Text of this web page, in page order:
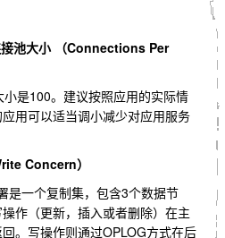
池大小 （Connections Per
是100。建议按照应用的实际情
用可以适当调小减少对应用服务
Concern）
是一个复制集，包含3个数据节
作（更新，插入或者删除）在主
。写操作则通过OPLOG方式在后